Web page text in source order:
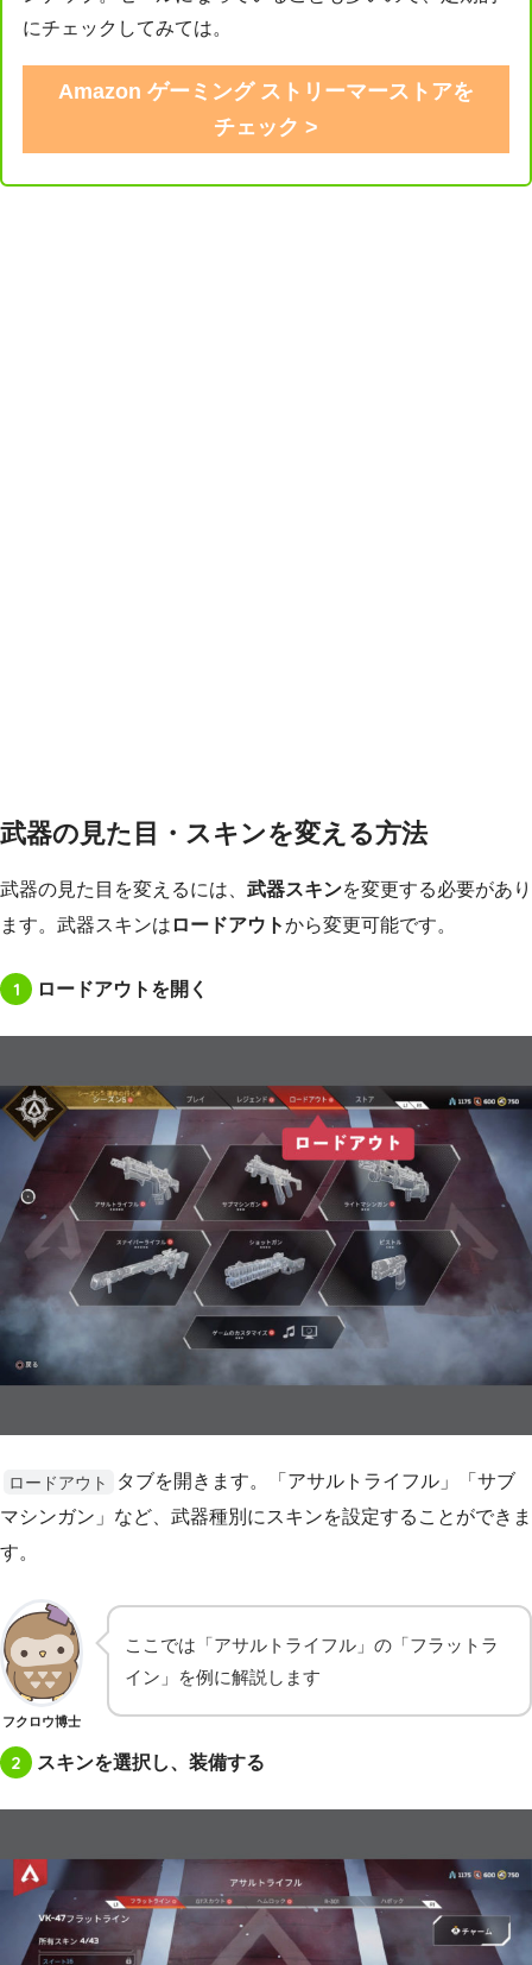
にチェックしてみては。
Amazon ゲーミング ストリーマーストアを
チェック >
武器の見た目・スキンを変える方法
武器の見た目を変えるには、 武器スキンを変更する必要があり
ます。武器スキンは ロードアウトから変更可能です。
1 ロードアウトを開く
ロードアウト
タブを開きます。「アサルトライフル」「サブ
マシンガン」など、武器種別にスキンを設定することができま
す。
フクロウ博士
ここでは「アサルトライフル」の「フラットラ
イン」を例に解説します
2 スキンを選択し、装備する